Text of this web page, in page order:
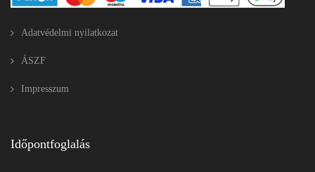
Adatvédelmi nyilatkozat
ÁSZF
Impresszum
Időpontfoglalás